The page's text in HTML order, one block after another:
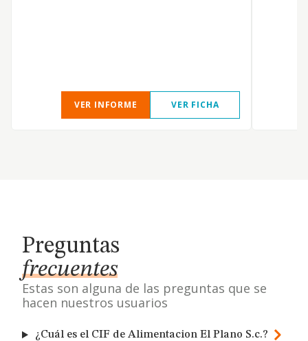
VER INFORME VER FICHA
Preguntas
frecuentes
Estas son alguna de las preguntas que se
hacen nuestros usuarios
¿Cuál es el CIF de Alimentacion El Plano S.c.?